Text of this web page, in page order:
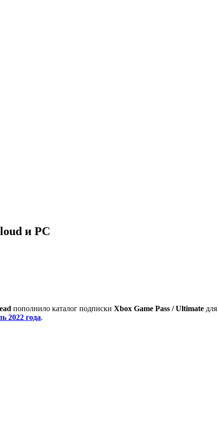
и PC
пополнило каталог подписки Xbox Game Pass / Ultimate
2022 года.